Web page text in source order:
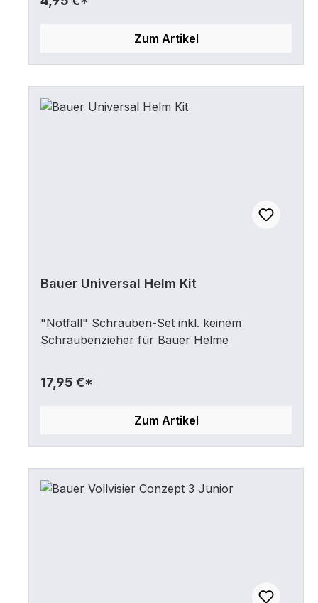
Zum Artikel
Bauer Universal Helm Kit
"Notfall" Schrauben-Set inkl. keinem
Schraubenzieher für Bauer Helme
17,95 €*
Zum Artikel